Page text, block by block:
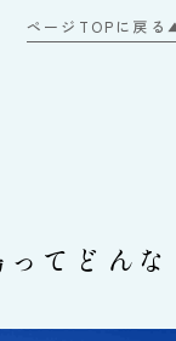
ページTOPに戻る
てどんな